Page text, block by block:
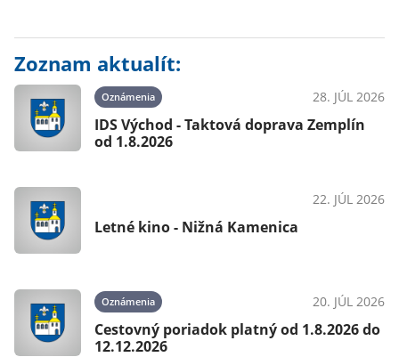
Zoznam aktualít:
Oznámenia 28. JÚL 2026
IDS Východ - Taktová doprava Zemplín
od 1.8.2026
22. JÚL 2026
Letné kino - Nižná Kamenica
Oznámenia 20. JÚL 2026
Cestovný poriadok platný od 1.8.2026 do
12.12.2026